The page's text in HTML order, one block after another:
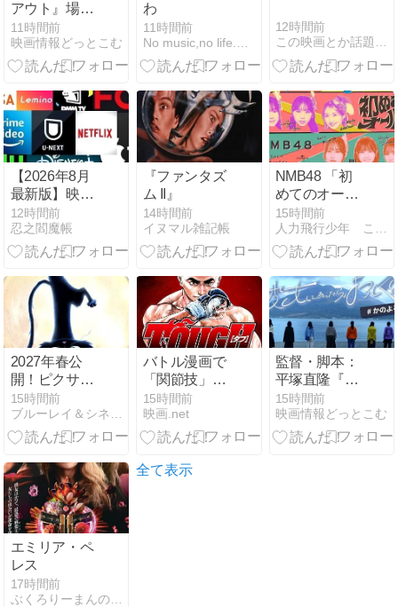
アウト』場面
写真が到着&
スポーツイベ
ントmo
11時間前
映画情報どっとこむ
わ
11時間前
12時間前
【2026年8月
最新版】映像
系サブスクリ
プションサー
ビスまとめ｜
NEXT
Amazonプラ
イムビデオ デ
ィズニープラ
ス Hulu FOD
プレミアム 動
画配信サービ
ス
12時間前
忍之閻魔帳
『ファンタズ
ム II』
14時間前
イヌマル雑記帳
NMB48 「初
めてのオー
ル」劇場版15
次受付終了時
点完売数
15時間前
2027年春公
開！ピクサー
最新作『水の
都のネロ』テ
ィザー予告編
15時間前
バトル漫画で
「関節技」出
番がない…
15時間前
映画.net
監督・脚本：
平塚直隆『彼
女にあった
ら、よろしく
と』ティザー
15時間前
映画情報どっとこむ
エミリア・ペ
レス
17時間前
ぶくろりーまんの徒然草
全て表示